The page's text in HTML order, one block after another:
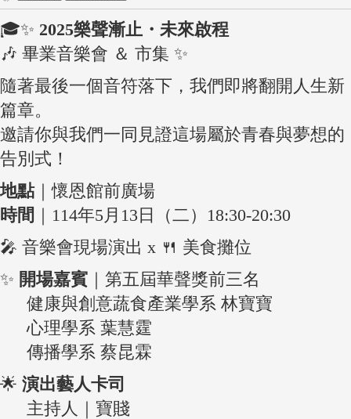
🎓✨ 2025樂聲漸止・未來啟程
🎶 畢業音樂會 ＆ 市集 ✨
隨著最後一個音符落下，我們即將翻開人生新
篇章。
邀請你與我們一同見證這場屬於青春與夢想的
告別式！
地點｜懷恩館前廣場
時間 ｜114年5月13日（二）18:30-20:30
🎤 音樂會現場演出 x 🍴 美食攤位
✨ 開場嘉賓 ｜第五屆華聲獎前三名
健康與創意蔬食產業學系 林寶寶
心理學系 葉慧霆
傳播學系 蔡昆霖
🌟 演出藝人卡司
主持人｜寶賤